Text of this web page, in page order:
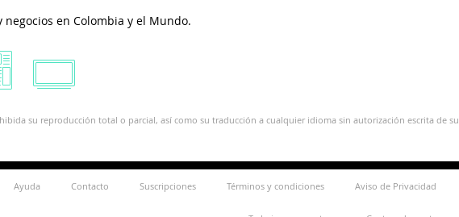
negocios en Colombia y el Mundo.
su reproducción total o parcial, así como su traducción a cualquier idioma sin autorización escrita de su
Ayuda Contacto Suscripciones Términos y condiciones Aviso de Privacidad